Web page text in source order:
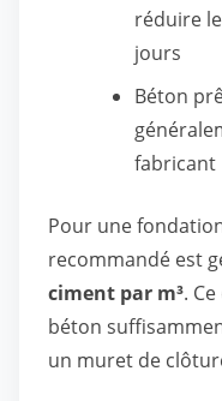
réduire
jours
Béton
fabricant
Pour une
recommandé est
ciment par m³.
béton
un muret de